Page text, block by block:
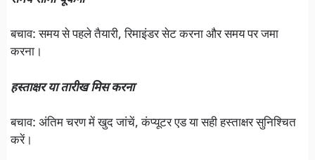
बचाव: समय से पहले तैयारी, रिमाइंडर सेट करना और समय पर जमा
करना।
हस्ताक्षर या तारीख मिस करना
बचाव: अंतिम चरण में खुद जांचें, कंप्यूटर एड या सही हस्ताक्षर सुनिश्चित
करें।